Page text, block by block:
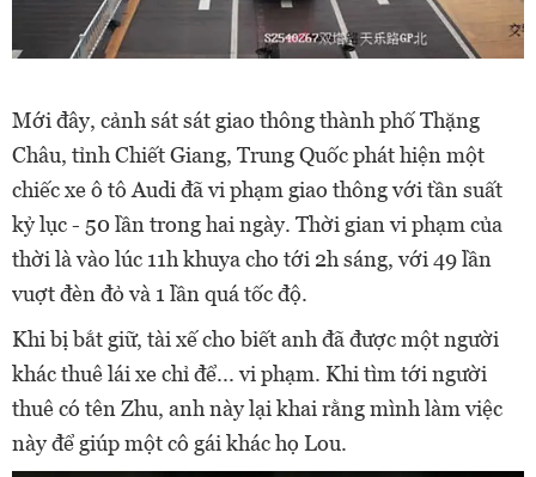
Mới đây, cảnh sát sát giao thông thành phố Thặng
Châu, tỉnh Chiết Giang, Trung Quốc phát hiện một
chiếc xe ô tô Audi đã vi phạm giao thông với tần suất
kỷ lục - 50 lần trong hai ngày. Thời gian vi phạm của
thời là vào lúc 11h khuya cho tới 2h sáng, với 49 lần
vuợt đèn đỏ và 1 lần quá tốc độ.
Khi bị bắt giữ, tài xế cho biết anh đã được một người
khác thuê lái xe chỉ để... vi phạm. Khi tìm tới người
thuê có tên Zhu, anh này lại khai rằng mình làm việc
này để giúp một cô gái khác họ Lou.